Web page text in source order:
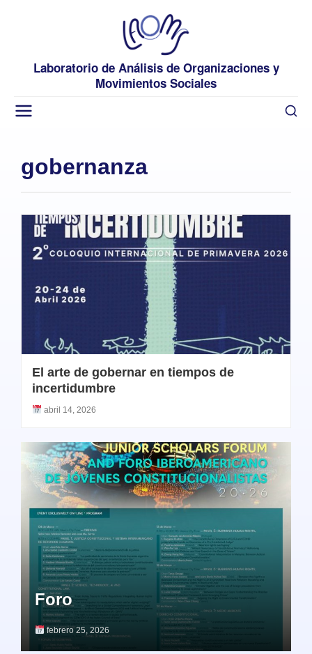
Laboratorio de Análisis de Organizaciones y
Movimientos Sociales
gobernanza
El arte de gobernar en tiempos de
incertidumbre
abril 14, 2026
Foro
febrero 25, 2026